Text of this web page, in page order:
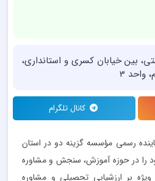
بین خیابان کسری و استانداری،
واحد 3
کانال تلگرام
رسمی مؤسسه گزینه دو در استان
۱۳۸۲ فعالیت خود را در حوزه آموزش، سنجش و مشاوره
ویژه بر ارزشیابی تحصیلی و مشاوره